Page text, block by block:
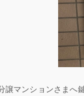
譲マンションさまへ